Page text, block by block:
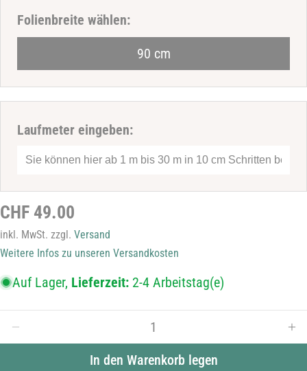
Folienbreite wählen:
90 cm
Laufmeter eingeben:
Regulärer
Preis
CHF 49.00
inkl. MwSt. zzgl. Versand
Weitere Infos zu unseren Versandkosten
Auf Lager, Lieferzeit: 2-4 Arbeitstag(e)
Menge für Sichtschutzfolie C28 verringern
In den Warenkorb legen
Ihr
Adresse
Telefonnummer
Die mit * gekennzeichneten Felder sind Pflichtfelder.
Frage senden